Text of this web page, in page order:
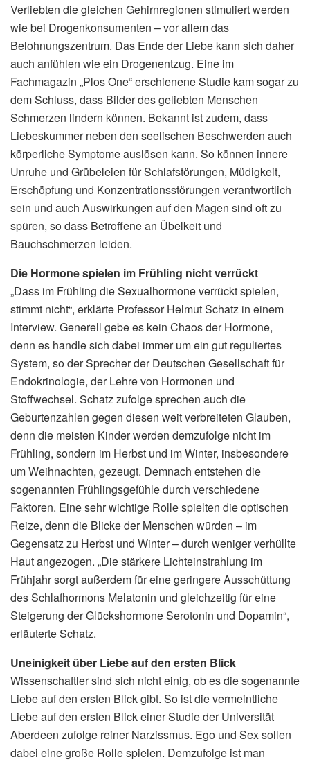
Verliebten die gleichen Gehirnregionen stimuliert werden
wie bei Drogenkonsumenten – vor allem das
Belohnungszentrum. Das Ende der Liebe kann sich daher
auch anfühlen wie ein Drogenentzug. Eine im
Fachmagazin „Plos One“ erschienene Studie kam sogar zu
dem Schluss, dass Bilder des geliebten Menschen
Schmerzen lindern können. Bekannt ist zudem, dass
Liebeskummer neben den seelischen Beschwerden auch
körperliche Symptome auslösen kann. So können innere
Unruhe und Grübeleien für Schlafstörungen, Müdigkeit,
Erschöpfung und Konzentrationsstörungen verantwortlich
sein und auch Auswirkungen auf den Magen sind oft zu
spüren, so dass Betroffene an Übelkeit und
Bauchschmerzen leiden.
Die Hormone spielen im Frühling nicht verrückt
„Dass im Frühling die Sexualhormone verrückt spielen,
stimmt nicht“, erklärte Professor Helmut Schatz in einem
Interview. Generell gebe es kein Chaos der Hormone,
denn es handle sich dabei immer um ein gut reguliertes
System, so der Sprecher der Deutschen Gesellschaft für
Endokrinologie, der Lehre von Hormonen und
Stoffwechsel. Schatz zufolge sprechen auch die
Geburtenzahlen gegen diesen weit verbreiteten Glauben,
denn die meisten Kinder werden demzufolge nicht im
Frühling, sondern im Herbst und im Winter, insbesondere
um Weihnachten, gezeugt. Demnach entstehen die
sogenannten Frühlingsgefühle durch verschiedene
Faktoren. Eine sehr wichtige Rolle spielten die optischen
Reize, denn die Blicke der Menschen würden – im
Gegensatz zu Herbst und Winter – durch weniger verhüllte
Haut angezogen. „Die stärkere Lichteinstrahlung im
Frühjahr sorgt außerdem für eine geringere Ausschüttung
des Schlafhormons Melatonin und gleichzeitig für eine
Steigerung der Glückshormone Serotonin und Dopamin“,
erläuterte Schatz.
Uneinigkeit über Liebe auf den ersten Blick
Wissenschaftler sind sich nicht einig, ob es die sogenannte
Liebe auf den ersten Blick gibt. So ist die vermeintliche
Liebe auf den ersten Blick einer Studie der Universität
Aberdeen zufolge reiner Narzissmus. Ego und Sex sollen
dabei eine große Rolle spielen. Demzufolge ist man